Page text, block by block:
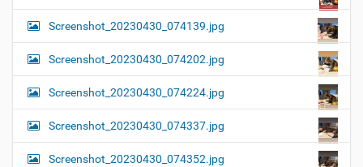
Screenshot_20230430_074139.jpg
Screenshot_20230430_074202.jpg
Screenshot_20230430_074224.jpg
Screenshot_20230430_074337.jpg
Screenshot_20230430_074352.jpg